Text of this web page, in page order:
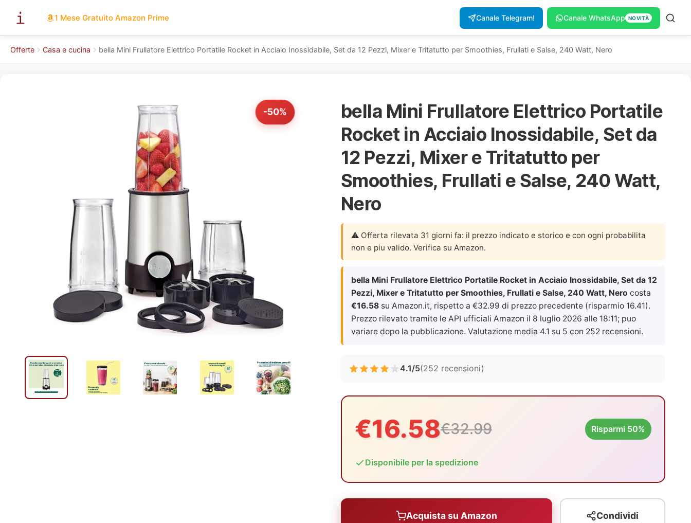
1 Mese Gratuito Amazon Prime Canale Telegram! Canale WhatsApp NOVITÀ
Offerte Casa e cucina bella Mini Frullatore Elettrico Portatile Rocket in Acciaio Inossidabile, Set da 12 Pezzi, Mixer e Tritatutto per Smoothies, Frullati e Salse, 240 Watt, Nero
-50%
bella Mini Frullatore Elettrico Portatile
Rocket in Acciaio Inossidabile, Set da
12 Pezzi, Mixer e Tritatutto per
Smoothies, Frullati e Salse, 240 Watt,
Nero
⚠️ Offerta rilevata 31 giorni fa: il prezzo indicato e storico e con ogni probabilita
non e piu valido. Verifica su Amazon.
bella Mini Frullatore Elettrico Portatile Rocket in Acciaio Inossidabile, Set da 12
Pezzi, Mixer e Tritatutto per Smoothies, Frullati e Salse, 240 Watt, Nero costa
€16.58su Amazon.it, rispetto a €32.99 di prezzo precedente (risparmio 16.41).
Prezzo rilevato tramite le API ufficiali Amazon il 8 luglio 2026 alle 18:11; puo
variare dopo la pubblicazione. Valutazione media 4.1 su 5 con 252 recensioni.
4.1/5(252 recensioni)
€16.58€32.99 Risparmi 50%
Disponibile per la spedizione
Acquista su Amazon Condividi